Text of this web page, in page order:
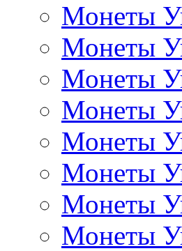
Монеты
Монеты
Монеты
Монеты
Монеты
Монеты
Монеты
Монеты